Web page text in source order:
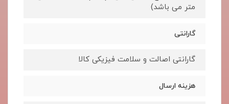
متر می باشد)
گارانتی
گارانتی اصالت و سلامت فیزیکی کالا
هزینه ارسال